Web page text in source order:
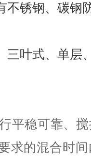
不锈钢、碳钢
三叶式、单层
平稳可靠、
求的混合时